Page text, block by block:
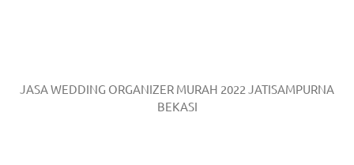
JASA WEDDING ORGANIZER MURAH 2022 JATISAMPURNA
BEKASI